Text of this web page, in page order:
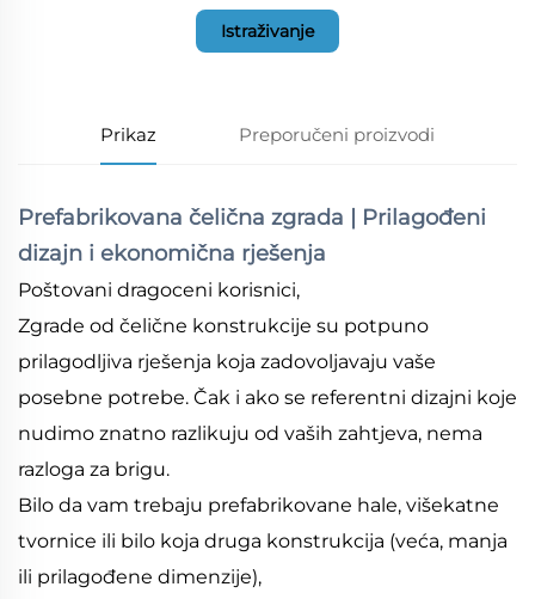
Istraživanje
Prikaz Preporučeni proizvodi
Prefabrikovana čelična zgrada | Prilagođeni
dizajn i ekonomična rješenja
Poštovani dragoceni korisnici,
Zgrade od čelične konstrukcije su potpuno
prilagodljiva rješenja koja zadovoljavaju vaše
posebne potrebe. Čak i ako se referentni dizajni koje
nudimo znatno razlikuju od vaših zahtjeva, nema
razloga za brigu.
Bilo da vam trebaju prefabrikovane hale, višekatne
tvornice ili bilo koja druga konstrukcija (veća, manja
ili prilagođene dimenzije),